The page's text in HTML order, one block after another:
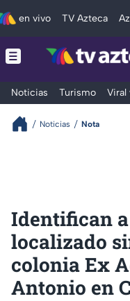
en vivo TV Azteca
Noticias Turismo Viral
Noticias Nota
Identifican
localizado
colonia Ex
Antonio en